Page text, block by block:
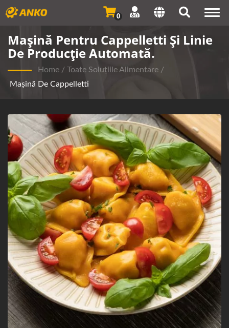
0
Mașină Pentru Cappelletti Și Linie
De Producție Automată.
Home / Toate Soluțiile Alimentare /
Mașină De Cappelletti